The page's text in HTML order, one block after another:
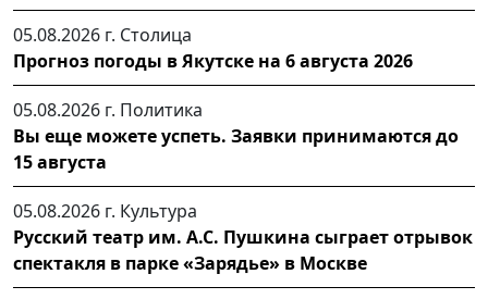
05.08.2026 г. Столица
Прогноз погоды в Якутске на 6 августа 2026
05.08.2026 г. Политика
Вы еще можете успеть. Заявки принимаются до
15 августа
05.08.2026 г. Культура
Русский театр им. А.С. Пушкина сыграет отрывок
спектакля в парке «Зарядье» в Москве